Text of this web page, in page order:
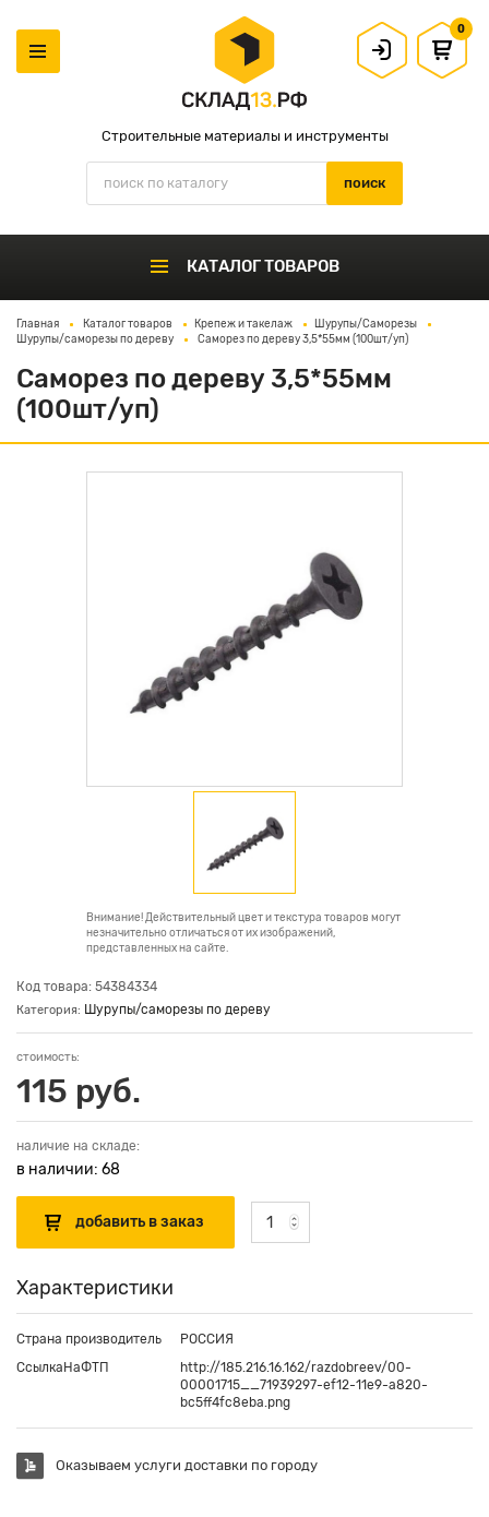
Строительные материалы и инструменты
0
КАТАЛОГ ТОВАРОВ
Главная Каталог товаров Крепеж и такелаж
Шурупы/Саморезы
Шурупы/саморезы по дереву
Саморез по дереву 3,5*55мм (100шт/уп)
Саморез по дереву 3,5*55мм
(100шт/уп)
Внимание! Действительный цвет и текстура товаров могут
незначительно отличаться от их изображений,
представленных на сайте.
Код товара: 54384334
Категория: Шурупы/саморезы по дереву
стоимость:
115 руб.
наличие на складе:
в наличии: 68
Характеристики
Страна производитель
РОССИЯ
СсылкаНаФТП
http://185.216.16.162/razdobreev/00-
00001715__71939297-ef12-11e9-a820-
bc5ff4fc8eba.png
Оказываем услуги доставки по городу